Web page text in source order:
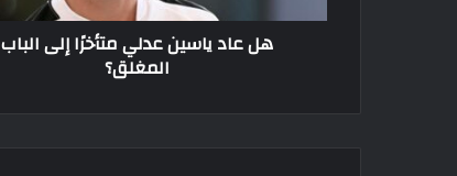
هل عاد ياسين عدلي متأخرًا إلى الباب
المغلق؟